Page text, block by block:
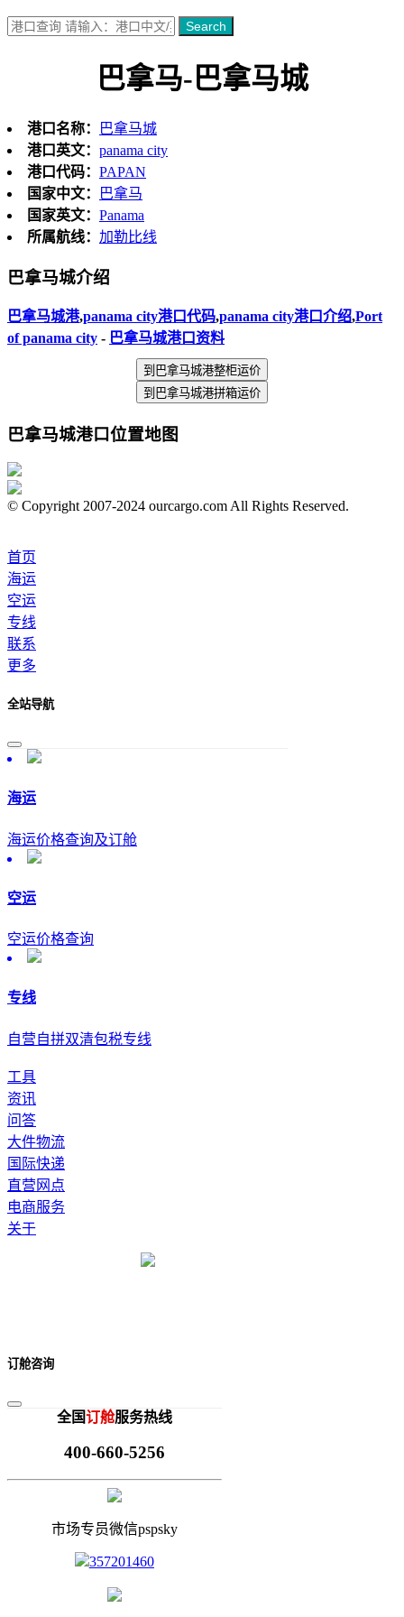
Search
巴拿马-巴拿马城
港口名称：
巴拿马城
港口英文： panama city
港口代码： PAPAN
国家中文：
巴拿马
国家英文： Panama
所属航线： 加勒比线
巴拿马城介绍
巴拿马城港,panama city港口代码,panama city港口介绍,Port
of panama city - 巴拿马城港口资料
到巴拿马城港整柜运价
到巴拿马城港拼箱运价
巴拿马城港口位置地图
© Copyright 2007-2024 ourcargo.com All Rights Reserved.
首页
海运
空运
专线
联系
更多
全站导航
海运
海运价格查询及订舱
空运
空运价格查询
专线
自营自拼双清包税专线
工具
资讯
问答
大件物流
国际快递
直营网点
电商服务
关于
订舱咨询
全国订舱服务热线
400-660-5256
市场专员微信pspsky
357201460